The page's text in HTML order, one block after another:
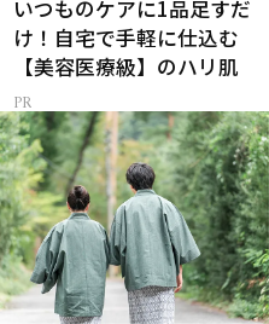
いつものケアに1品足すだ
け！自宅で手軽に仕込む
【美容医療級】のハリ肌